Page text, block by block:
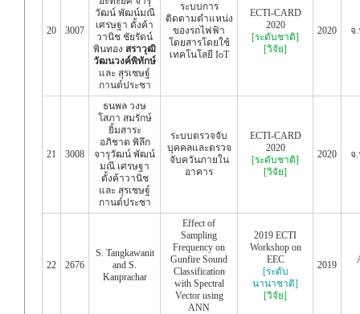
20 3007
วัฒน์ พัฒน์มณี
เศรษฐา ตั้งค้า
วานิช ชัยรัตน์
พินทอง สราวุฒิ
วัฒนวงค์พิทักษ์
และ สุรเชษฐ์
กานต์ประชา
ระบบการ
ติดตามตำแหน่ง
ของรถไฟฟ้า
โดยสารโดยใช้
เทคโนโลยี IoT
ECTI-CARD
2020
[ระดับชาติ]
[วิจัย]
2020 จ
21 3008
ธนพล วงษ
โสภา สมรักษ์
ยิ้มสาระ
อภิชาต พิลึก
จารุวัฒน์ พัฒน์
มณี เศรษฐา
ตั้งค้าวานิช
และ สุรเชษฐ์
กานต์ประชา
ระบบตรวจจับ
บุคคลและตรวจ
จับควันภายใน
อาคาร
ECTI-CARD
2020
[ระดับชาติ]
[วิจัย]
2020 จ
22 2676
S. Tangkawanit
and S.
Kanprachar
Effect of
Sampling
Frequency on
Gunfire Sound
Classification
with Spectral
Vector using
ANN
2019 ECTI
Workshop on
EEC
[ระดับ
นานาชาติ]
[วิจัย]
2019